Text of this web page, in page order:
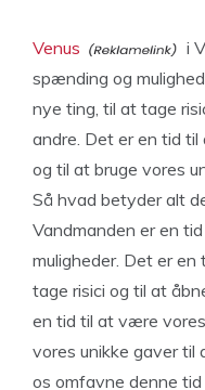
Venus
i
spænding og
nye ting, til at tage
andre. Det er en tid
og til at bruge vores
Så hvad betyder alt
Vandmanden er en
muligheder. Det er
tage risici og til at
en tid til at være
vores unikke gaver til
os omfavne denne